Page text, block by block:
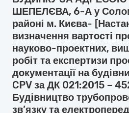
ШЕПЕЛЄВА, 6-А у
районі м. Києва-
визначення вартості
науково-проектних,
робіт та експертизи
документації на
CPV за ДК 021:2015 –
Будівництво
зв’язку та